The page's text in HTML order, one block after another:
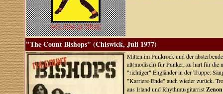
"The Count Bishops" (Chiswick, Juli 1977)
Mitten im Punkrock und der
alt(modisch) für Punker, zu hart für die
"richtiger" Engländer in der Truppe:
"Karriere-Ende" auch wieder zurück.
aus Irland und Rhythmusgitarrist